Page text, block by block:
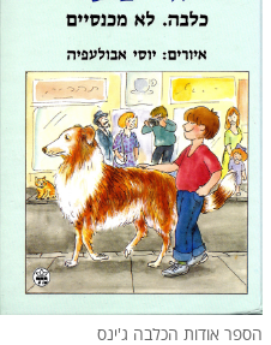
הספר אודות הכלבה ג'ינס